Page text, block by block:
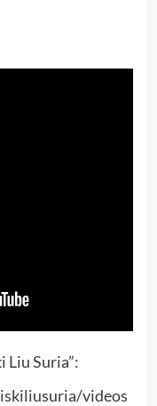
Liu Suria”:
videos